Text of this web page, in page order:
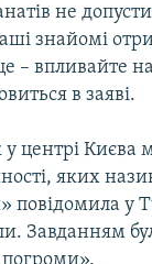
не
знайомі
–
в заяві.
у центрі
яких
повідомила у
Завданням